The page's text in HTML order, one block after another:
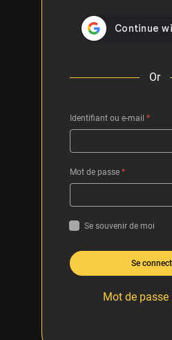
Or
Identifiant ou e-mail *
Mot de passe *
Se souvenir de moi
Se
Mot de passe